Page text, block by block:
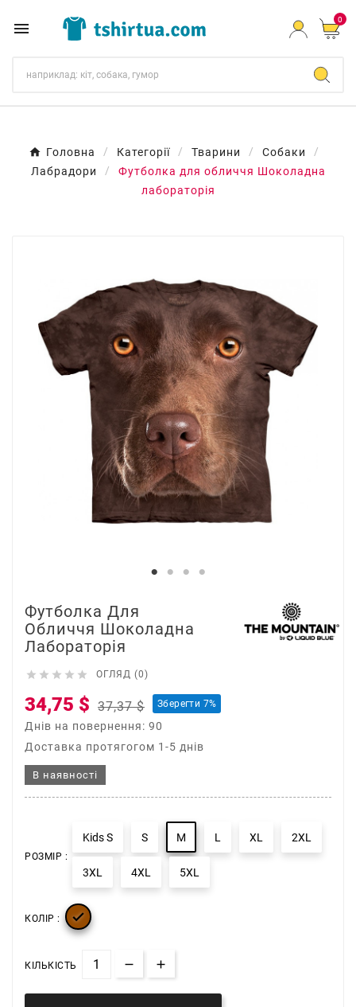
 0
Головна Категорії Тварини
Собаки
Лабрадори
Футболка для обличчя Шоколадна
лабораторія
Футболка Для
Обличчя Шоколадна
Лабораторія
     ОГЛЯД (0)
34,75 $ 37,37 $ Зберегти 7%
Днів на повернення: 90
Доставка протягогом 1-5 днів
В наявності
РОЗМІР :
Kids S S M L XL 2XL
3XL 4XL 5XL
КОЛІР : 
КІЛЬКІСТЬ